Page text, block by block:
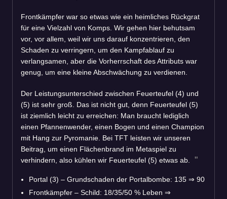
Frontkämpfer war so etwas wie ein heimliches Rückgrat
für eine Vielzahl von Komps. Wir gehen hier behutsam
vor, vor allem, weil wir uns darauf konzentrieren, den
Schaden zu verringern, um den Kampfablauf zu
verlangsamen, aber die Vorherrschaft des Attributs war
genug, um eine kleine Abschwächung zu verdienen.
Der Leistungsunterschied zwischen Feuerteufel (4) und
(5) ist sehr groß. Das ist nicht gut, denn Feuerteufel (5)
ist ziemlich leicht zu erreichen: Man braucht lediglich
einen Pfannenwender, einen Bogen und einen Champion
mit Hang zur Pyromanie. Bei TFT leisten wir unseren
Beitrag, um einen Flächenbrand im Metaspiel zu
verhindern, also kühlen wir Feuerteufel (5) etwas ab.
Portal (3) – Grundschaden der Portalbombe: 135 ⇒ 90
Frontkämpfer – Schild: 18/35/50 % Leben ⇒